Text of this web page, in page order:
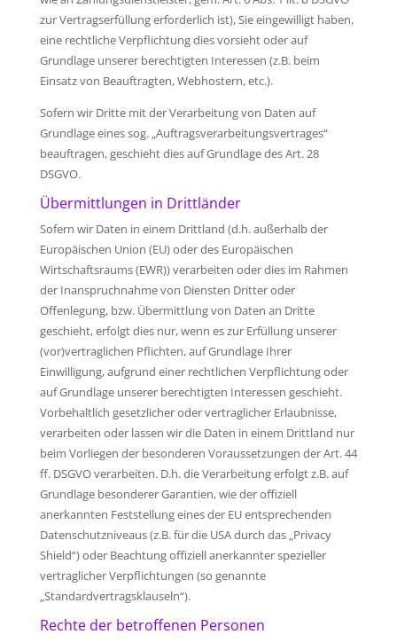
zur Vertragserfüllung erforderlich ist), Sie eingewilligt haben,
eine rechtliche Verpflichtung dies vorsieht oder auf
Grundlage unserer berechtigten Interessen (z.B. beim
Einsatz von Beauftragten, Webhostern, etc.).
Sofern wir Dritte mit der Verarbeitung von Daten auf
Grundlage eines sog. „Auftragsverarbeitungsvertrages“
beauftragen, geschieht dies auf Grundlage des Art. 28
DSGVO.
Übermittlungen in Drittländer
Sofern wir Daten in einem Drittland (d.h. außerhalb der
Europäischen Union (EU) oder des Europäischen
Wirtschaftsraums (EWR)) verarbeiten oder dies im Rahmen
der Inanspruchnahme von Diensten Dritter oder
Offenlegung, bzw. Übermittlung von Daten an Dritte
geschieht, erfolgt dies nur, wenn es zur Erfüllung unserer
(vor)vertraglichen Pflichten, auf Grundlage Ihrer
Einwilligung, aufgrund einer rechtlichen Verpflichtung oder
auf Grundlage unserer berechtigten Interessen geschieht.
Vorbehaltlich gesetzlicher oder vertraglicher Erlaubnisse,
verarbeiten oder lassen wir die Daten in einem Drittland nur
beim Vorliegen der besonderen Voraussetzungen der Art. 44
ff. DSGVO verarbeiten. D.h. die Verarbeitung erfolgt z.B. auf
Grundlage besonderer Garantien, wie der offiziell
anerkannten Feststellung eines der EU entsprechenden
Datenschutzniveaus (z.B. für die USA durch das „Privacy
Shield“) oder Beachtung offiziell anerkannter spezieller
vertraglicher Verpflichtungen (so genannte
„Standardvertragsklauseln“).
Rechte der betroffenen Personen